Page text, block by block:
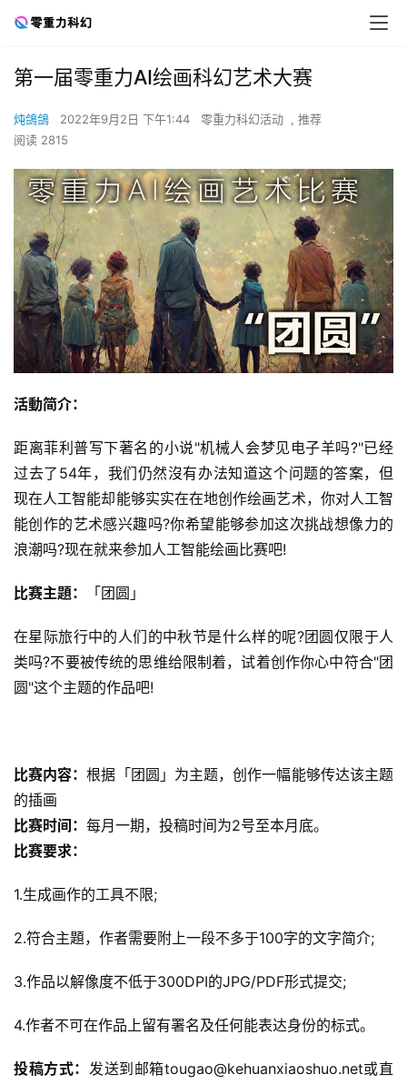
第一届零重力AI绘画科幻艺术大赛
炖鴿鴿 2022年9月2日 下午1:44 零重力科幻活动 , 推荐
阅读 2815
活動简介：
距离菲利普写下著名的小说"机械人会梦见电子羊吗?"已经
过去了54年，我们仍然沒有办法知道这个问题的答案，但
现在人工智能却能够实实在在地创作绘画艺术，你对人工智
能创作的艺术感兴趣吗?你希望能够参加这次挑战想像力的
浪潮吗?现在就来参加人工智能绘画比赛吧!
比赛主題： 「团圆」
在星际旅行中的人们的中秋节是什么样的呢?团圆仅限于人
类吗?不要被传统的思维给限制着，试着创作你心中符合"团
圆"这个主题的作品吧!
比赛内容：根据「团圆」为主题，创作一幅能够传达该主题
的插画
比赛时间： 每月一期，投稿时间为2号至本月底。
比赛要求：
1.生成画作的工具不限;
2.符合主題，作者需要附上一段不多于100字的文字简介;
3.作品以解像度不低于300DPI的JPG/PDF形式提交;
4.作者不可在作品上留有署名及任何能表达身份的标式。
投稿方式： 发送到邮箱tougao@kehuanxiaoshuo.net或直